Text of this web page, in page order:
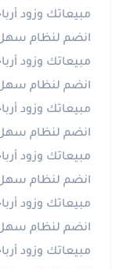
مبيعاتك وزود
انضم لنظام سهل
مبيعاتك وزود
انضم لنظام سهل
مبيعاتك وزود
انضم لنظام سهل
مبيعاتك وزود
انضم لنظام سهل
مبيعاتك وزود
انضم لنظام سهل
مبيعاتك وزود